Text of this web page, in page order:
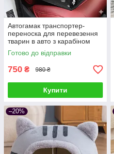
Автогамак транспортер-
переноска для перевезення
тварин в авто з карабіном
Чорний з малюнком
Готово до відправки
750 ₴ 980 ₴
Купити
–20%